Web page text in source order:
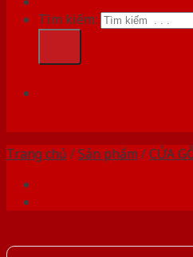
Tìm kiếm:
Trang chủ /Sản phẩm /CỬA